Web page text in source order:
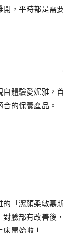
，平時都是需
體驗愛妮雅，
的保養產品。
「潔顏柔敏慕
臉部有改善後
開始啦！